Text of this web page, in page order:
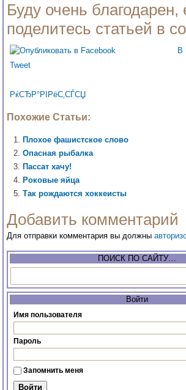
Буду очень благодарен,
поделитесь статьей в
В
Tweet
РќСЂР°РІРёС‚СЃСЏ
Похожие Статьи:
Плохое фашистское слово
Опасная рыбалка
Пассат хачу!
Роковые яйца
Так рождаются хоккеисты
Добавить комментарий
Для отправки комментария вы должны
ПОИСК ПО САЙТУ…
Войти
Имя пользователя
Пароль
Запомнить меня